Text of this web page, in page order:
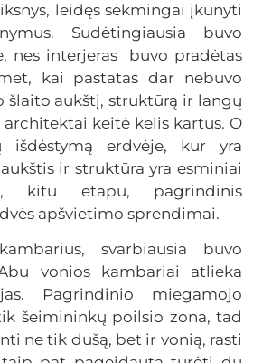
leidęs sėkmingai įkūnyti
Sudėtingiausia buvo
nes interjeras buvo pradėtas
kai pastatas dar nebuvo
šlaito aukštį, struktūrą ir langų
keitė kelis kartus. O
išdėstymą erdvėje, kur yra
ir struktūra yra esminiai
kitu etapu, pagrindinis
apšvietimo sprendimai.
svarbiausia buvo
vonios kambariai atlieka
Pagrindinio miegamojo
šeimininkų poilsio zona, tad
ne tik dušą, bet ir vonią, rasti